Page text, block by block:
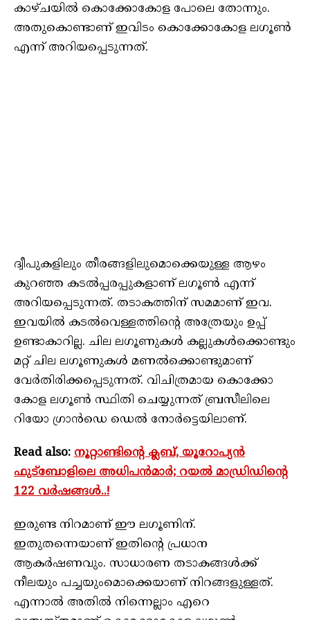
കാഴ്ചയില്‍ കൊക്കോകോള പോലെ തോന്നും.
അതുകൊണ്ടാണ് ഇവിടം കൊക്കോകോള ലഗൂണ്‍
എന്ന് അറിയപ്പെടുന്നത്.
ദ്വീപുകളിലും തീരങ്ങളിലുമൊക്കെയുള്ള ആഴം
കുറഞ്ഞ കടല്‍പ്പരപ്പുകളാണ് ലഗൂണ്‍ എന്ന്
അറിയപ്പെടുന്നത്. തടാകത്തിന് സമമാണ് ഇവ.
ഇവയില്‍ കടല്‍വെള്ളത്തിന്റെ അത്രേയും ഉപ്പ്
ഉണ്ടാകാറില്ല. ചില ലഗൂണുകള്‍ കല്ലുകള്‍ക്കൊണ്ടും
മറ്റ് ചില ലഗൂണുകള്‍ മണല്‍ക്കൊണ്ടുമാണ്
വേര്‍തിരിക്കപ്പെടുന്നത്. വിചിത്രമായ കൊക്കോ
കോള ലഗൂണ്‍ സ്ഥിതി ചെയ്യുന്നത് ബ്രസീലിലെ
റിയോ ഗ്രാന്‍ഡെ ഡെല്‍ നോര്‍ട്ടെയിലാണ്.
Read also: നൂറ്റാണ്ടിന്റെ ക്ലബ്, യൂറോപ്യൻ
ഫുട്‌ബോളിലെ അധിപൻമാർ; റയൽ മാഡ്രിഡിന്റെ
122 വർഷങ്ങൾ..!
ഇരുണ്ട നിറമാണ് ഈ ലഗൂണിന്.
ഇതുതന്നെയാണ് ഇതിന്റെ പ്രധാന
ആകര്‍ഷണവും. സാധാരണ തടാകങ്ങള്‍ക്ക്
നീലയും പച്ചയുംമൊക്കെയാണ് നിറങ്ങളുള്ളത്.
എന്നാല്‍ അതില്‍ നിന്നെല്ലാം എറെ